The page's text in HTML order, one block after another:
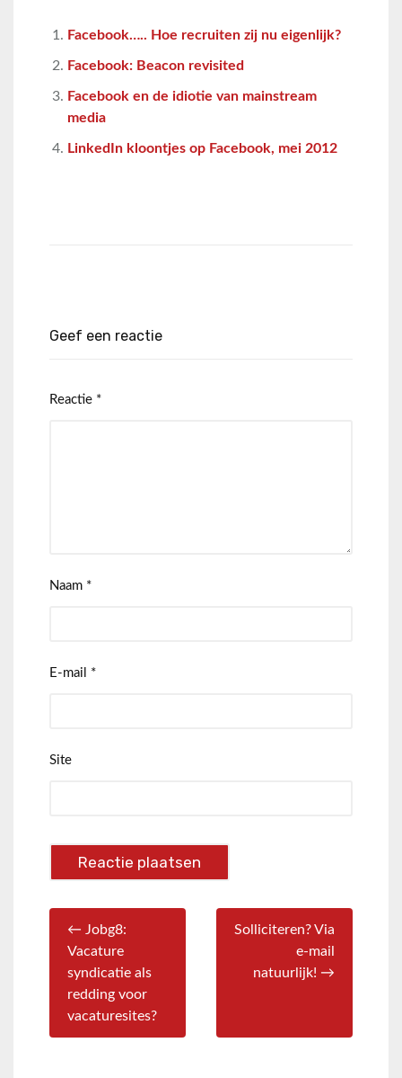
Facebook….. Hoe recruiten zij nu eigenlijk?
Facebook: Beacon revisited
Facebook en de idiotie van mainstream
media
LinkedIn kloontjes op Facebook, mei 2012
Geef een reactie
Reactie *
Naam *
E-mail *
Site
← Jobg8:
Vacature
syndicatie als
redding voor
vacaturesites?
Solliciteren? Via
e-mail
natuurlijk! →